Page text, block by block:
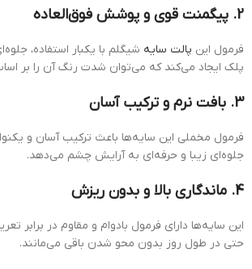
2. پیگمنت قوی و پوشش فوق‌العاده
فرمول این پالت سایه شیگلم با یکبار استفاده،
پلک ایجاد می‌کند که می‌توان شدت رنگ آن را بر
3. بافت نرم و ترکیب آسان
فرمول مخملی این سایه‌ها باعث ترکیب آسان و
جلوه‌ای زیبا و حرفه‌ای به آرایش چشم می‌دهد.
4. ماندگاری بالا و بدون ریزش
این سایه‌ها دارای فرمول بادوام و مقاوم در برابر
حتی در طول روز بدون محو شدن باقی می‌مانند.